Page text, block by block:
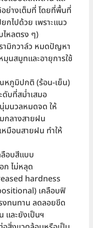
ย่างเต็มที่ โดยที่พื้นที่
กไปด้วย เพราะแนว
ไหลตรง ๆ)
ามิกวาล์ว หมดปัญหา
มุนสมูทและอายุการใช้
หภูมิปกติ (ร้อน-เย็น)
ดับที่สม่ำเสมอ
มนวลหมดจด ให้
กลางสายฝน
มือนสายฝน ทำให้
ลือบสีแบบ
ก ไม่หลุด
hardness
เคลือบฟิ
งทนทาน ลดลอยขีด
และยังเป็นฯ